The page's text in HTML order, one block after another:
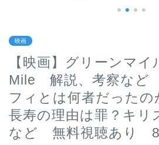
映画
【映画】グリーンマ
Mile 解説、考察など
フィとは何者だったの
長寿の理由は罪？キリ
など 無料視聴あり